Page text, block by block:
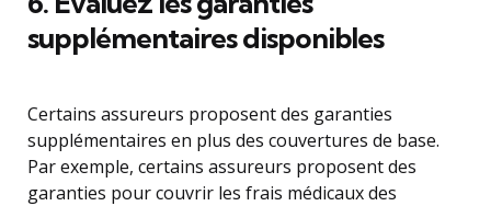
supplémentaires disponibles
Certains assureurs proposent des garanties
supplémentaires en plus des couvertures de base.
Par exemple, certains assureurs proposent des
garanties pour couvrir les frais médicaux des